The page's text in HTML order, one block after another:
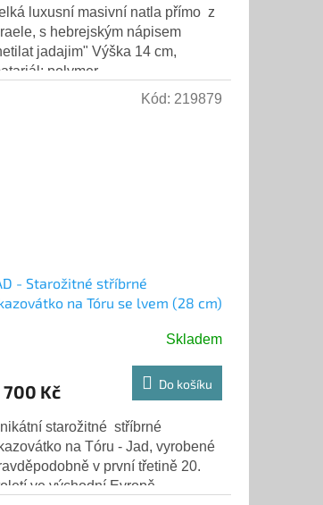
luxusní masivní natla přímo z
s hebrejským nápisem
jadajim" Výška 14 cm,
polymer
- Starožitné stříbrné
na Tóru se lvem (28 cm)
Skladem
700 Kč Do košíku
starožitné stříbrné
na Tóru - Jad, vyrobené
v první třetině 20.
ve východní Evropě.
Kód: 219879